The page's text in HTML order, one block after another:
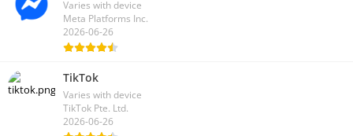
Varies with device
Meta Platforms Inc.
2026-06-26
TikTok
Varies with device
TikTok Pte. Ltd.
2026-06-26